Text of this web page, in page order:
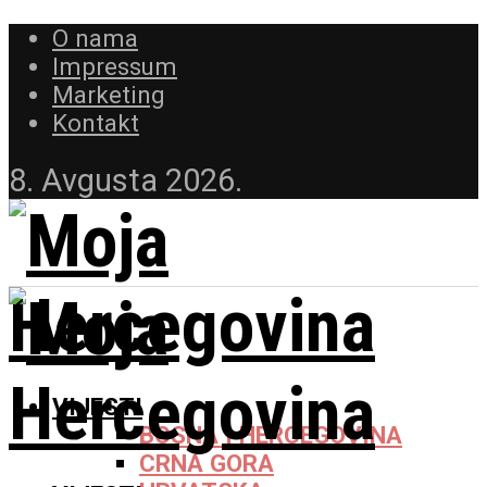
O nama
Impressum
Marketing
Kontakt
8. Avgusta 2026.
VIJESTI
BOSNA I HERCEGOVINA
CRNA GORA